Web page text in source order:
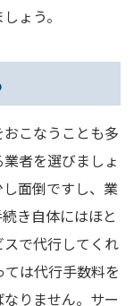
ょう。
こなうことも多
者を選びましょ
面倒ですし、業
き自体にはほと
で代行してくれ
は代行手数料を
りません。サー